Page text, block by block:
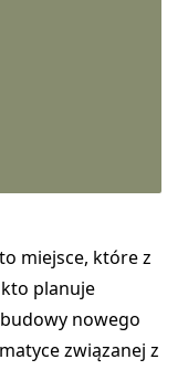
miejsce, które z
planuje
nowego
związanej z